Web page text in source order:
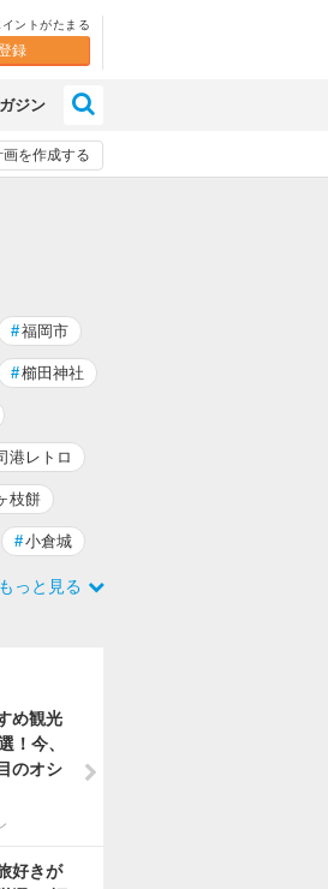
ントがたまる
録
ジン
を作成する
#福岡市
#櫛田神社
港レトロ
枝餅
#小倉城
もっと見る
め観光
！今、
のオシ
好きが